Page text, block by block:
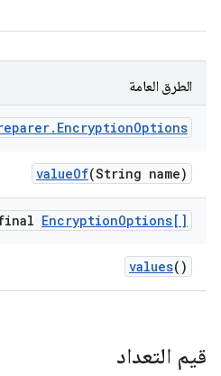
الطرق العامة
. EncryptionOptions
valueOf(String name)
EncryptionOptions[]
values()
قيم التعداد